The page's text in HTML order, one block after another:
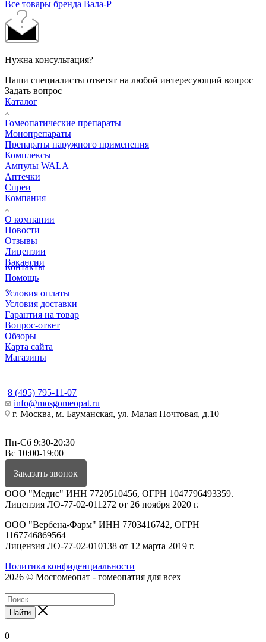
Все товары бренда Вала-Р
Нужна консультация?
Наши специалисты ответят на любой интересующий вопрос
Задать вопрос
Каталог
Гомеопатические препараты
Монопрепараты
Препараты наружного применения
Комплексы
Ампулы WALA
Аптечки
Спреи
Компания
О компании
Новости
Отзывы
Лицензии
Вакансии
Контакты
Помощь
Условия оплаты
Условия доставки
Гарантия на товар
Вопрос-ответ
Обзоры
Карта сайта
Магазины
8 (495) 795-11-07
info@mosgomeopat.ru
г. Москва, м. Бауманская, ул. Малая Почтовая, д.10
Пн-Сб 9:30-20:30
Вс 10:00-19:00
Заказать звонок
ООО "Медис" ИНН 7720510456, ОГРН 1047796493359.
Лицензия ЛО-77-02-011272 от 26 ноября 2020 г.
ООО "Вербена-Фарм" ИНН 7703416742, ОГРН
1167746869564
Лицензия ЛО-77-02-010138 от 12 марта 2019 г.
Политика конфиденциальности
2026 © Мосгомеопат - гомеопатия для всех
Найти
0